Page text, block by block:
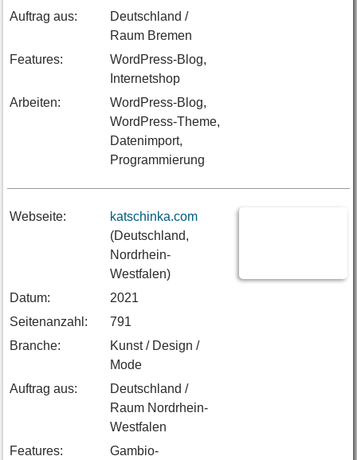
Auftrag aus:
Deutschland /
Raum Bremen
Features:
WordPress-Blog,
Internetshop
Arbeiten:
WordPress-Blog,
WordPress-Theme,
Datenimport,
Programmierung
Webseite:
katschinka.com
(Deutschland,
Nordrhein-
Westfalen)
Datum:
2021
Seitenanzahl:
791
Branche:
Kunst / Design /
Mode
Auftrag aus:
Deutschland /
Raum Nordrhein-
Westfalen
Features:
Gambio-